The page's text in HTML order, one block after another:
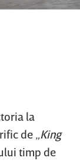
la
de „King
timp de